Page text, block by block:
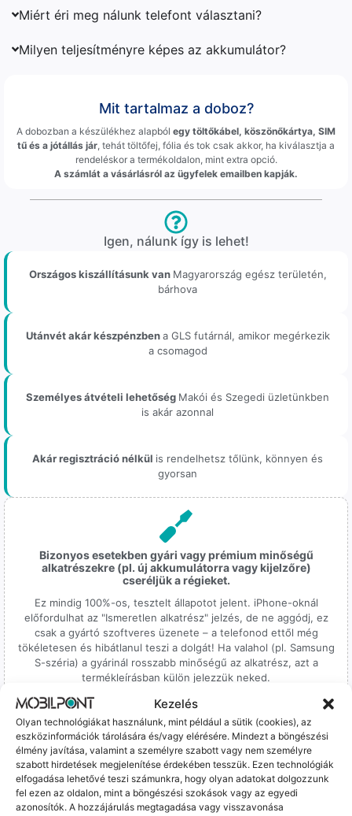
Kezelés
Olyan technológiákat használunk, mint például a sütik (cookies), az
eszközinformációk tárolására és/vagy elérésére. Mindezt a böngészési
élmény javítása, valamint a személyre szabott vagy nem személyre
szabott hirdetések megjelenítése érdekében tesszük. Ezen technológiák
elfogadása lehetővé teszi számunkra, hogy olyan adatokat dolgozzunk
fel ezen az oldalon, mint a böngészési szokások vagy az egyedi
azonosítók. A hozzájárulás megtagadása vagy visszavonása
Miért éri meg nálunk telefont választani?
Milyen teljesítményre képes az akkumulátor?
Mit tartalmaz a doboz?
A dobozban a készülékhez alapból egy töltőkábel, köszönőkártya, SIM
tű és a jótállás jár , tehát töltőfej, fólia és tok csak akkor, ha kiválasztja a
rendeléskor a termékoldalon, mint extra opció.
A számlát a vásárlásról az ügyfelek emailben kapják.
Igen, nálunk így is lehet!
Országos kiszállításunk van Magyarország egész területén,
bárhova
Utánvét akár készpénzbena GLS futárnál, amikor megérkezik
a csomagod
Személyes átvételi lehetőség Makói és Szegedi üzletünkben
is akár azonnal
Akár regisztráció nélkül is rendelhetsz tőlünk, könnyen és
gyorsan
Bizonyos esetekben gyári vagy prémium minőségű
alkatrészekre (pl. új akkumulátorra vagy kijelzőre)
cseréljük a régieket.
Ez mindig 100%-os, tesztelt állapotot jelent. iPhone-oknál
előfordulhat az "Ismeretlen alkatrész" jelzés, de ne aggódj, ez
csak a gyártó szoftveres üzenete – a telefonod ettől még
tökéletesen és hibátlanul teszi a dolgát! Ha valahol (pl. Samsung
S-széria) a gyárinál rosszabb minőségű az alkatrész, azt a
termékleírásban külön jelezzük neked.
100% Elérhetőség
Sok éve a szegedi piac meghatározó szereplői vagyunk.